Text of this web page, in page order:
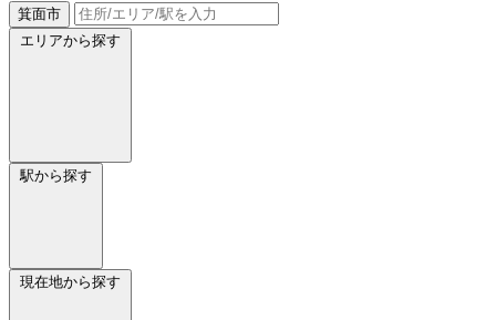
箕面市
エリアから探す
駅から探す
現在地から探す